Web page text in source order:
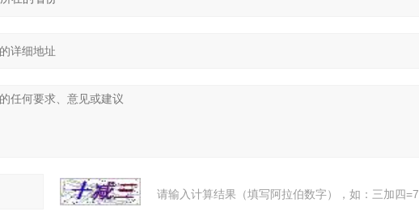
请输入计算结果（填写阿拉伯数字），如：三加四=7